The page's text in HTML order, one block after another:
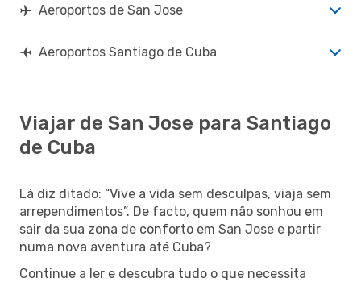
Aeroportos de San Jose
Aeroportos Santiago de Cuba
Viajar de San Jose para Santiago
de Cuba
Lá diz ditado: “Vive a vida sem desculpas, viaja sem
arrependimentos”. De facto, quem não sonhou em
sair da sua zona de conforto em San Jose e partir
numa nova aventura até Cuba?
Continue a ler e descubra tudo o que necessita